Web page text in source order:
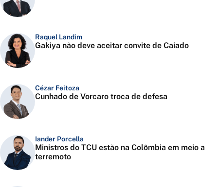
Raquel Landim
Gakiya não deve aceitar convite de Caiado
Cézar Feitoza
Cunhado de Vorcaro troca de defesa
Iander Porcella
Ministros do TCU estão na Colômbia em meio a
terremoto